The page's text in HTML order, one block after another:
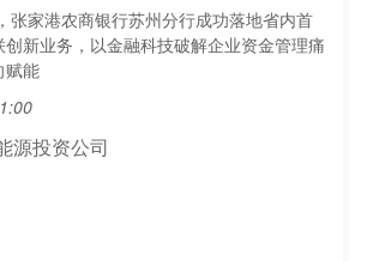
张家港农商银行苏州分行成功落地省内首
新业务，以金融科技破解企业资金管理痛
赋能